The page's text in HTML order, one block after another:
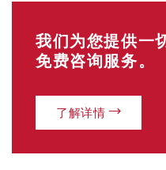
我们为您提供一
免费咨询服务。
了解详情